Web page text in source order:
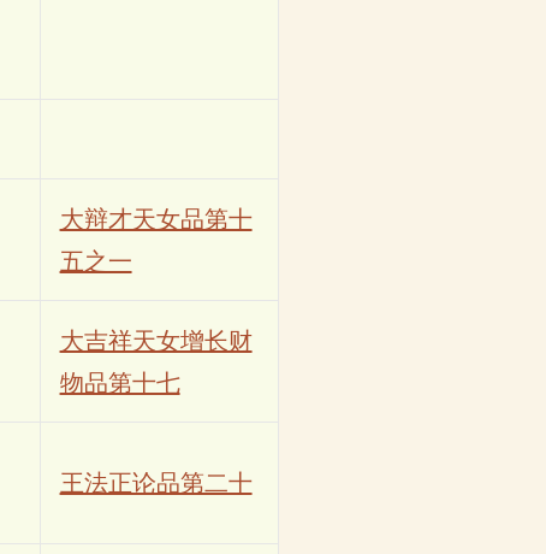
大辩才天女品第十
五之一
大吉祥天女增长财
物品第十七
王法正论品第二十